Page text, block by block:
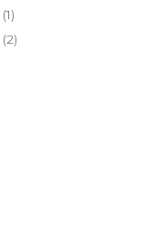
(1)
(2)